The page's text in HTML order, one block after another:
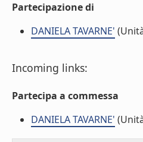
Partecipazione di
DANIELA TAVARNE'
Incoming links:
Partecipa a commessa
DANIELA TAVARNE'